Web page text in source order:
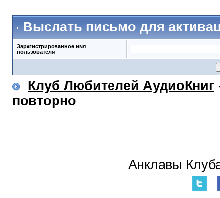
Выслать письмо для
Зарегистрированное имя
пользователя
Клуб Любителей АудиоКниг
повторно
Анклавы